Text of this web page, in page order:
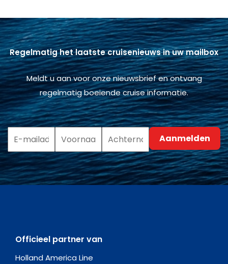
Regelmatig het laatste cruisenieuws in uw mailbox
Meldt u aan voor onze nieuwsbrief en ontvang
regelmatig boeiende cruise informatie.
Officieel partner van
Holland America Line